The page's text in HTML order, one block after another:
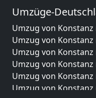
Umzüge-
Umzug von Konstanz
Umzug von
Umzug von
Umzug von Konstanz
Umzug von
Umzug von